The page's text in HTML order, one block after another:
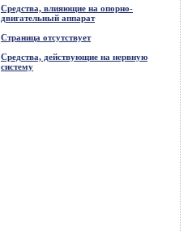
Средства, влияющие на опорно-
двигательный аппарат
Страница отсутствует
Средства, действующие на нервную
систему